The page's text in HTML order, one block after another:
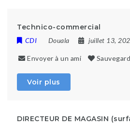
Technico-commercial
CDI Douala juillet 13,
Envoyer à un ami
Voir plus
DIRECTEUR DE MAGASIN